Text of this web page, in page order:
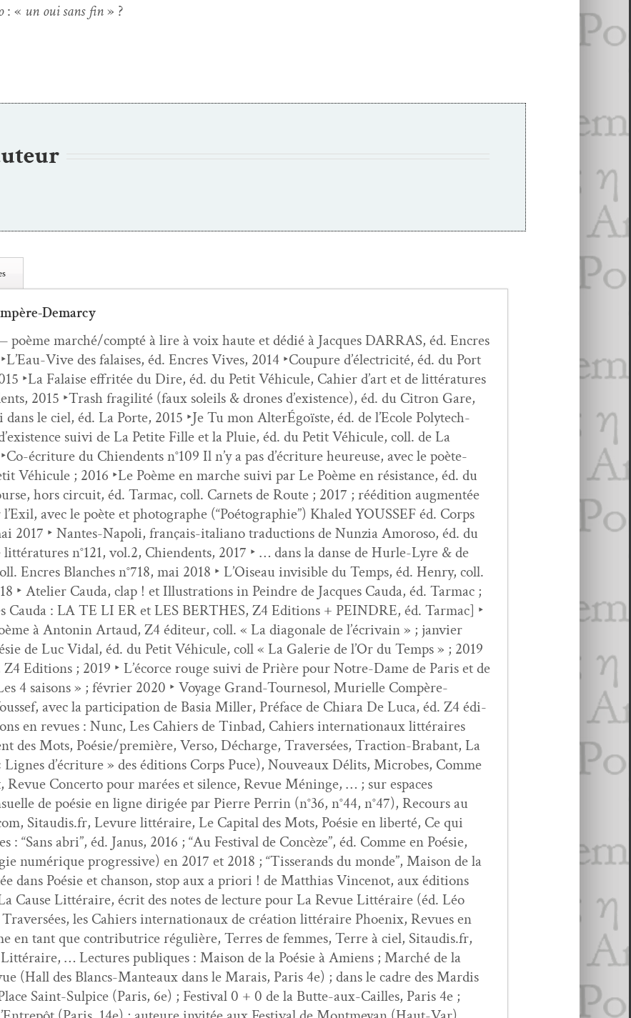
: « un oui sans fin» ?
Demarcy
poème marché/compté à lire à voix haute et dédié à Jacques DARRAS, éd. Encres
Vive des falais­es, éd. Encres Vives, 2014 ‣Coupure d’élec­tric­ité, éd. du Port
‣La Falaise effritée du Dire, éd. du Petit Véhicule, Cahi­er d’art et de lit­téra­tures
2015 ‣Trash fragilité (faux soleils & drones d’ex­is­tence), éd. du Cit­ron Gare,
dans le ciel, éd. La Porte, 2015 ‣Je Tu mon AlterÉ­goïste, éd. de l’Ecole Poly­tech­
suivi de La Petite Fille et la Pluie, éd. du Petit Véhicule, coll. de La
écri­t­ure du Chien­dents n°109 Il n’y a pas d’écri­t­ure heureuse, avec le poète-
Véhicule ; 2016 ‣Le Poème en marche suivi par Le Poème en résis­tance, éd. du
hors cir­cuit, éd. Tar­mac, coll. Car­nets de Route ; 2017 ; réédi­tion aug­men­tée
avec le poète et pho­tographe (“Poé­togra­phie”) Khaled YOUSSEF éd. Corps
2017 ‣ Nantes-Napoli, français-ital­iano tra­duc­tions de Nun­zia Amoroso, éd. du
n°121, vol.2, Chien­dents, 2017 ‣ … dans la danse de Hurle-Lyre & de
Encres Blanch­es n°718, mai 2018 ‣ L’Oiseau invis­i­ble du Temps, éd. Hen­ry, coll.
‣ Ate­lier Cau­da, clap ! et Illus­tra­tions in Pein­dre de Jacques Cau­da, éd. Tar­mac ;
Cau­da : LA TE LI ER et LES BERTHES, Z4 Edi­tions + PEINDRE, éd. Tar­mac] ‣
à Antonin Artaud, Z4 édi­teur, coll. « La diag­o­nale de l’écrivain » ; jan­vi­er
de Luc Vidal, éd. du Petit Véhicule, coll « La Galerie de l’Or du Temps » ; 2019
Edi­tions ; 2019 ‣ L’écorce rouge suivi de Prière pour Notre-Dame de Paris et de
4 saisons » ; févri­er 2020 ‣ Voy­age Grand-Tour­nesol, Murielle Com­père-
avec la par­tic­i­pa­tion de Basia Miller, Pré­face de Chiara De Luca, éd. Z4 édi­
en revues : Nunc, Les Cahiers de Tin­bad, Cahiers inter­na­tionaux lit­téraires
des Mots, Poésie/première, Ver­so, Décharge, Tra­ver­sées, Trac­tion-Bra­bant, La
Lignes d’écriture » des édi­tions Corps Puce), Nou­veaux Dél­its, Microbes, Comme
Revue Con­cer­to pour marées et silence, Revue Méninge, … ; sur espaces
de poésie en ligne dirigée par Pierre Per­rin (n°36, n°44, n°47), Recours au
Sitaudis.fr, Lev­ure lit­téraire, Le Cap­i­tal des Mots, Poésie en lib­erté, Ce qui
“Sans abri”, éd. Janus, 2016 ; “Au Fes­ti­val de Con­cèze”, éd. Comme en Poésie,
numérique pro­gres­sive) en 2017 et 2018 ; “Tis­serands du monde”, Mai­son de la
dans Poésie et chan­son, stop aux a pri­ori ! de Matthias Vin­cenot, aux édi­tions
Cause Lit­téraire, écrit des notes de lec­ture pour La Revue Lit­téraire (éd. Léo
les Cahiers inter­na­tionaux de créa­tion lit­téraire Phoenix, Revues en
en tant que con­tributrice régulière, Ter­res de femmes, Terre à ciel, Sitaudis.fr,
… Lec­tures publiques : Mai­son de la Poésie à Amiens ; Marché de la
(Hall des Blancs-Man­teaux dans le Marais, Paris 4e) ; dans le cadre des Mardis
Saint-Sulpice (Paris, 6e) ; Fes­ti­val 0 + 0 de la Butte-aux-Cailles, Paris 4e ;